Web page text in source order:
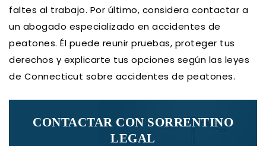
faltes al trabajo. Por último, considera contactar a
un abogado especializado en accidentes de
peatones. Él puede reunir pruebas, proteger tus
derechos y explicarte tus opciones según las leyes
de Connecticut sobre accidentes de peatones.
CONTACTAR CON SORRENTINO
LEGAL